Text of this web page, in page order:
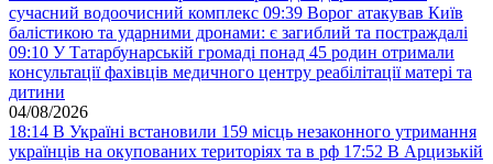
сучасний водоочисний комплекс 09:39 Ворог атакував Київ
балістикою та ударними дронами: є загиблий та постраждалі
09:10 У Татарбунарській громаді понад 45 родин отримали
консультації фахівців медичного центру реабілітації матері та
дитини
04/08/2026
18:14 В Україні встановили 159 місць незаконного утримання
українців на окупованих територіях та в рф 17:52 В Арцизькій